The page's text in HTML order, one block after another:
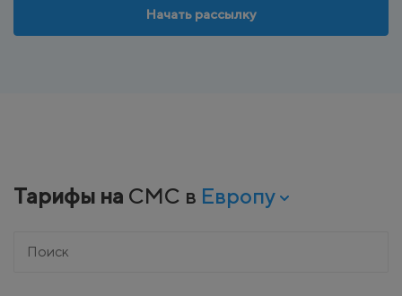
Начать рассылку
Тарифы на СМС в Европу